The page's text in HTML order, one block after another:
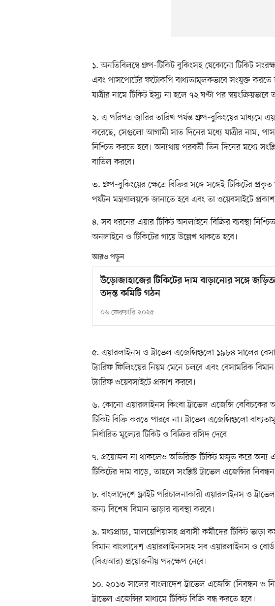
১. অনতিবিলম্বে গ্রুপ-টিকিট বুকিংসহ যেকোনো টিকিট
এবং পাসপোর্টের ফটোকপি বাধ্যতামূলকভাবে সংযুক্ত করতে
যাত্রীর নামে টিকিট ইস্যু না হলে ৭২ ঘণ্টা পর স্বয়ংক্রিয়ভাবে
২. এ পরিপত্র জারির তারিখ পর্যন্ত গ্রুপ-বুকিংয়ের মাধ্যমে
করেছে, সেগুলো আগামী সাত দিনের মধ্যে যাত্রীর নাম,
নিশ্চিত করতে হবে। অন্যথায় পরবর্তী তিন দিনের মধ্যে
বাতিল করবে।
৩. গ্রুপ-বুকিংয়ের ক্ষেত্রে বিক্রির সঙ্গে সঙ্গেই টিকিটের
পর্যটন মন্ত্রণালয়কে জানাতে হবে এবং তা ওয়েবসাইটে
৪. সব ধরনের এয়ার টিকিট অনলাইনে বিক্রির ব্যবস্থা
অনলাইনে ও টিকিটের গায়ে উল্লেখ থাকতে হবে।
আরও পড়ুন
উড়োজাহাজের টিকিটের দাম বাড়ানোর সঙ্গে
তদন্ত কমিটি গঠন
০৬ ফেব্রুয়ারি ২০২৫
৫. এয়ারলাইনস ও ট্রাভেল এজেন্সিগুলো ১৯৮৪ সালের
ট্যারিফ ফিলিংয়ের নিয়ম মেনে চলবে এবং বেসামরিক
ট্যারিফ ওয়েবসাইটে প্রকাশ করবে।
৬. কোনো এয়ারলাইনস কিংবা ট্রাভেল এজেন্সি বেবিচকের
টিকিট বিক্রি করতে পারবে না। ট্রাভেল এজেন্সিগুলো
নির্ধারিত মূল্যের টিকিট ও বিক্রির রসিদ দেবে।
৭. প্রয়োজন না থাকলেও অতিরিক্ত টিকিট মজুত করে অন্য
টিকিটের দাম বাড়ে, তাহলে সংশ্লিষ্ট ট্রাভেল এজেন্সির
৮. বাংলাদেশে ফ্লাইট পরিচালনাকারী এয়ারলাইনস ও
জন্য বিশেষ বিমান ভাড়ার ব্যবস্থা করবে।
৯. মধ্যপ্রাচ্য, মালয়েশিয়াসহ প্রবাসী কর্মীদের টিকিট
বিমান বাংলাদেশ এয়ারলাইনসসহ সব এয়ারলাইনস ও
(বিএআর) প্রয়োজনীয় পদক্ষেপ নেবে।
১০. ২০১৩ সালের বাংলাদেশ ট্রাভেল এজেন্সি (নিবন্ধন ও
ট্রাভেল এজেন্সির মাধ্যমে টিকিট বিক্রি বন্ধ করতে হবে।